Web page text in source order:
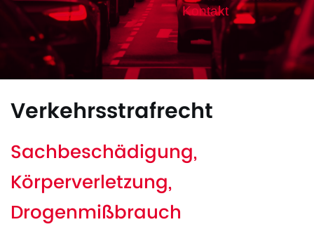
Kontakt
Verkehrsstrafrecht
Sachbeschädigung,
Körperverletzung,
Drogenmißbrauch